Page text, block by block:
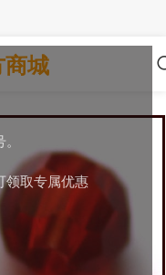
领取专属优惠
城